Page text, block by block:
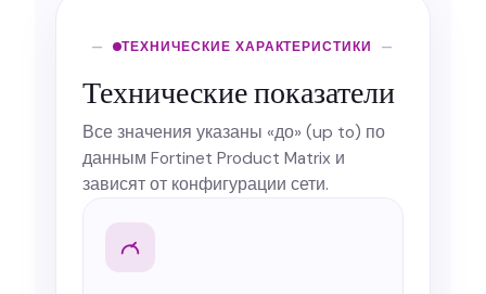
ТЕХНИЧЕСКИЕ ХАРАКТЕРИСТИКИ
Технические показатели
Все значения указаны «до» (up to) по
данным Fortinet Product Matrix и
зависят от конфигурации сети.